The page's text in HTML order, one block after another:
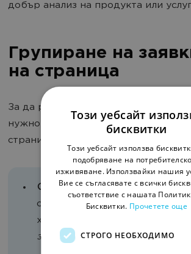
добър анализ на продукта или
Групиране на
на страница
За да разберем този вид
нужно да си припомним основните
страници.
Основна или начална
от думи и фрази, които
характеризират сайта.
за пластична хирургия София ;
Този уебсайт
бисквитки
Този уебсайт използва
подобряване на
изживяване. Използвайки нашия
Вие се съгласявате с всички
съответствие с нашата
Бисквитки. Прочетете още
СТРОГО НЕОБХОДИМО